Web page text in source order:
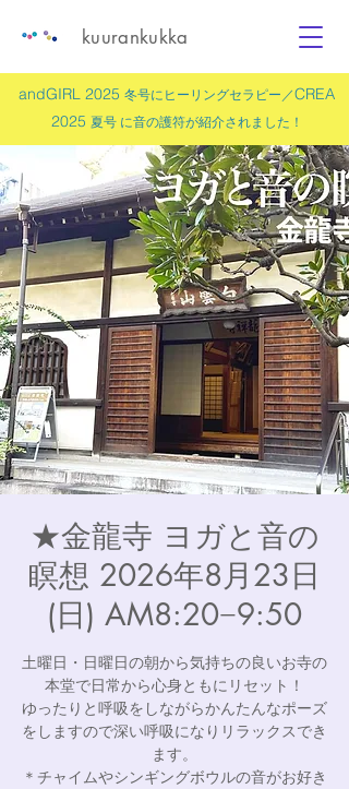
andGIRL 2025 冬号にヒーリングセラピー／CREA
2025 夏号 に音の護符が紹介されました！
kuurankukka
★金龍寺 ヨガと音の
瞑想 2026年8月23日
(日) AM8:20−9:50
土曜日・日曜日の朝から気持ちの良いお寺の
本堂で日常から心身ともにリセット！
ゆったりと呼吸をしながらかんたんなポーズ
をしますので深い呼吸になりリラックスでき
ます。
＊チャイムやシンギングボウルの音がお好き